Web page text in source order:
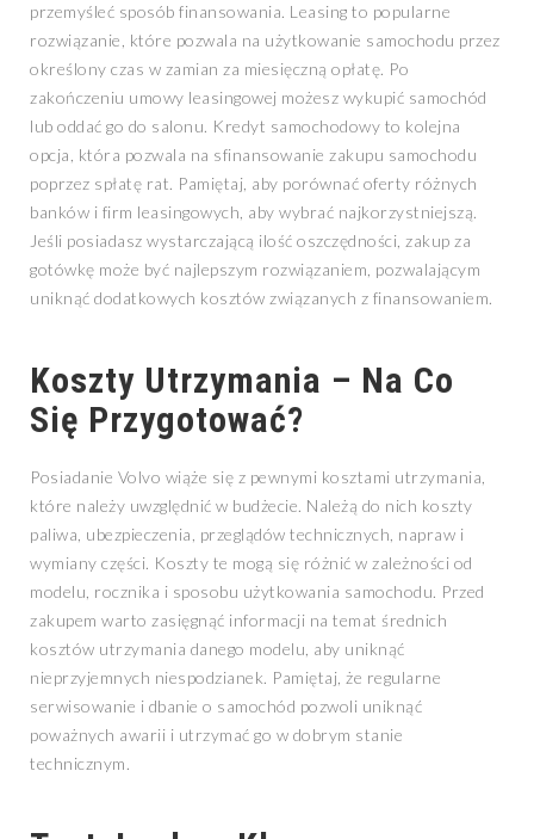
przemyśleć sposób finansowania. Leasing to popularne
rozwiązanie, które pozwala na użytkowanie samochodu przez
określony czas w zamian za miesięczną opłatę. Po
zakończeniu umowy leasingowej możesz wykupić samochód
lub oddać go do salonu. Kredyt samochodowy to kolejna
opcja, która pozwala na sfinansowanie zakupu samochodu
poprzez spłatę rat. Pamiętaj, aby porównać oferty różnych
banków i firm leasingowych, aby wybrać najkorzystniejszą.
Jeśli posiadasz wystarczającą ilość oszczędności, zakup za
gotówkę może być najlepszym rozwiązaniem, pozwalającym
uniknąć dodatkowych kosztów związanych z finansowaniem.
Koszty Utrzymania – Na Co
Się Przygotować?
Posiadanie Volvo wiąże się z pewnymi kosztami utrzymania,
które należy uwzględnić w budżecie. Należą do nich koszty
paliwa, ubezpieczenia, przeglądów technicznych, napraw i
wymiany części. Koszty te mogą się różnić w zależności od
modelu, rocznika i sposobu użytkowania samochodu. Przed
zakupem warto zasięgnąć informacji na temat średnich
kosztów utrzymania danego modelu, aby uniknąć
nieprzyjemnych niespodzianek. Pamiętaj, że regularne
serwisowanie i dbanie o samochód pozwoli uniknąć
poważnych awarii i utrzymać go w dobrym stanie
technicznym.